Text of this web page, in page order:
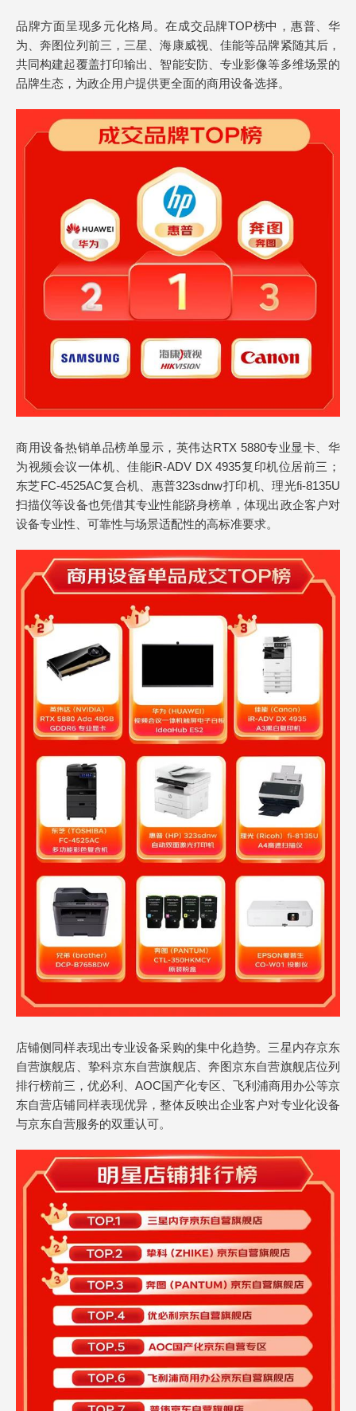
品牌方面呈现多元化格局。在成交品牌TOP榜中，惠普、华
为、奔图位列前三，三星、海康威视、佳能等品牌紧随其后，
共同构建起覆盖打印输出、智能安防、专业影像等多维场景的
品牌生态，为政企用户提供更全面的商用设备选择。
商用设备热销单品榜单显示，英伟达RTX 5880专业显卡、华
为视频会议一体机、佳能iR-ADV DX 4935复印机位居前三；
东芝FC-4525AC复合机、惠普323sdnw打印机、理光fi-8135U
扫描仪等设备也凭借其专业性能跻身榜单，体现出政企客户对
设备专业性、可靠性与场景适配性的高标准要求。
店铺侧同样表现出专业设备采购的集中化趋势。三星内存京东
自营旗舰店、挚科京东自营旗舰店、奔图京东自营旗舰店位列
排行榜前三，优必利、AOC国产化专区、飞利浦商用办公等京
东自营店铺同样表现优异，整体反映出企业客户对专业化设备
与京东自营服务的双重认可。